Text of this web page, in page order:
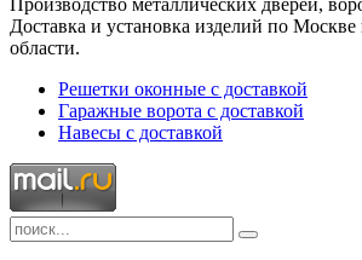
Производство металлических дверей,
Доставка и установка изделий по
области.
Решетки оконные с доставкой
Гаражные ворота с доставкой
Навесы с доставкой